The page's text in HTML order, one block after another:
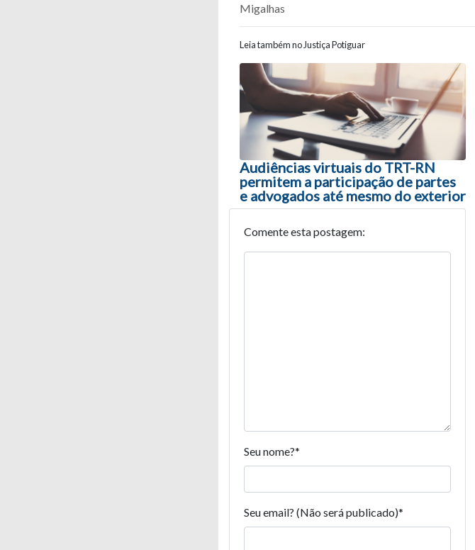
Migalhas
Leia também no Justiça Potiguar
Navegação entre posts
Audiências virtuais do TRT-RN
permitem a participação de partes
e advogados até mesmo do exterior
Comente esta postagem:
Seu nome?*
Seu email? (Não será publicado)*